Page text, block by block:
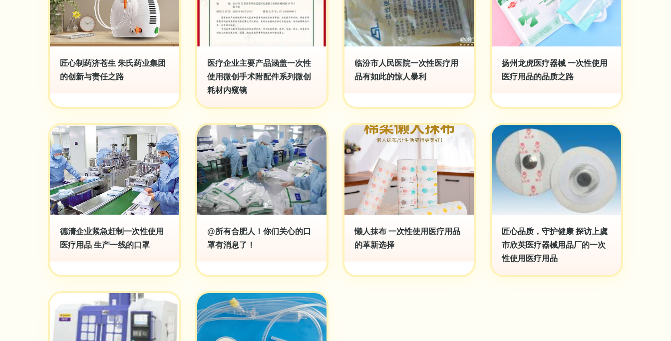
匠心制药济苍生 朱氏药业集团
的创新与责任之路
医疗企业主要产品涵盖一次性
使用微创手术附配件系列微创
耗材内窥镜
临汾市人民医院一次性医疗用
品有如此的惊人暴利
扬州龙虎医疗器械 一次性使用
医疗用品的品质之路
德清企业紧急赶制一次性使用
医疗用品 生产一线的口罩
@所有合肥人！你们关心的口
罩有消息了！
懒人抹布 一次性使用医疗用品
的革新选择
匠心品质，守护健康 探访上虞
市欣英医疗器械用品厂的一次
性使用医疗用品